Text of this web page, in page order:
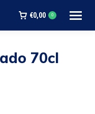
€0,00 0
70cl